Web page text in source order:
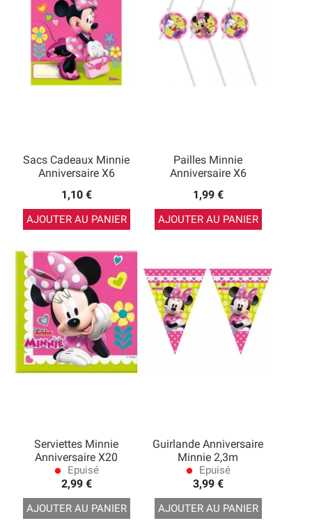
Sacs Cadeaux Minnie
Anniversaire X6
1,10 €
AJOUTER AU PANIER
Pailles Minnie
Anniversaire X6
1,99 €
AJOUTER AU PANIER
Serviettes Minnie
Anniversaire X20
lens Epuisé
2,99 €
AJOUTER AU PANIER
Guirlande Anniversaire
Minnie 2,3m
lens Epuisé
3,99 €
AJOUTER AU PANIER